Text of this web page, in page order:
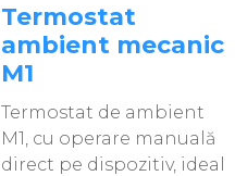
Termostat
ambient mecanic
M1
Termostat de ambient
M1, cu operare manuală
direct pe dispozitiv, ideal